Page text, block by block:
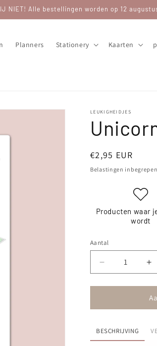
NIET! Alle bestellingen worden op 12
Planners Stationery Kaarten
LEUKIGHEIDJES
Normale
prijs
€2,95 EUR
Belastingen
Producten waar
wordt
Aantal
Aantal
verlagen
voor
Party
BESCHRIJVING